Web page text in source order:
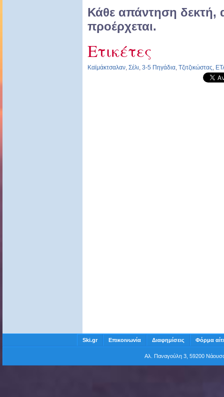
Κάθε απάντηση δεκτή,
προέρχεται.
Ετικέτες
Καϊμάκτσαλαν, Σέλι, 3-5 Πηγάδια, Τζιτζικώστας,
Ski.gr Επικοινωνία Διαφημίσεις Φόρμα
Αλ. Παναγούλη 3, 59200